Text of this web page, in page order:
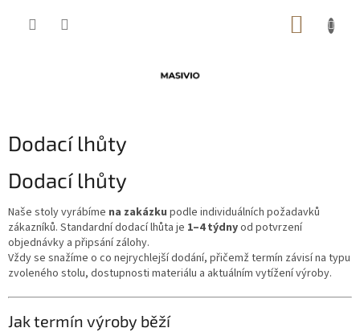
Dodací lhůty
Dodací lhůty
Naše stoly vyrábíme na zakázku podle individuálních požadavků
zákazníků. Standardní dodací lhůta je 1–4 týdnyod potvrzení
objednávky a připsání zálohy.
Vždy se snažíme o co nejrychlejší dodání, přičemž termín závisí na typu
zvoleného stolu, dostupnosti materiálu a aktuálním vytížení výroby.
Jak termín výroby běží